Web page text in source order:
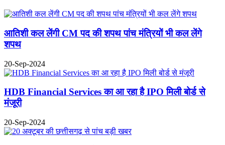
आतिशी कल लेंगी CM पद की शपथ पांच मंत्रियों भी कल लेंगे
शपथ
20-Sep-2024
HDB Financial Services का आ रहा है IPO मिली बोर्ड से
मंजूरी
20-Sep-2024